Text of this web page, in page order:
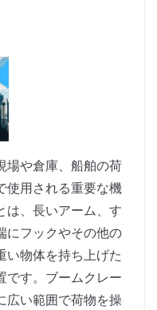
場や倉庫、船舶の荷
使用される重要な機
は、長いアーム、す
にフックやその他の
い物体を持ち上げた
です。ブームクレー
広い範囲で荷物を操